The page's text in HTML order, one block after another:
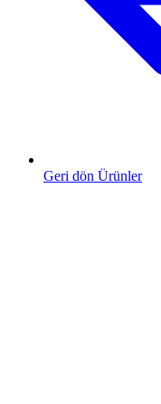
Geri dön Ürünler